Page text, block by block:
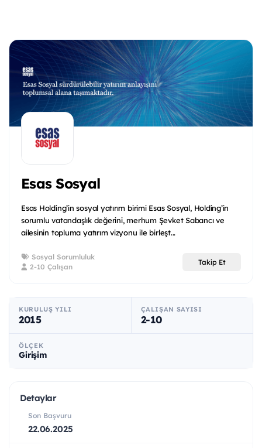
Esas Sosyal
Esas Holding’in sosyal yatırım birimi Esas Sosyal, Holding’in
sorumlu vatandaşlık değerini, merhum Şevket Sabancı ve
ailesinin topluma yatırım vizyonu ile birleşt...
Sosyal Sorumluluk
2-10 Çalışan
Takip Et
KURULUŞ YILI
2015
ÇALIŞAN SAYISI
2-10
ÖLÇEK
Girişim
Detaylar
Son Başvuru
22.06.2025